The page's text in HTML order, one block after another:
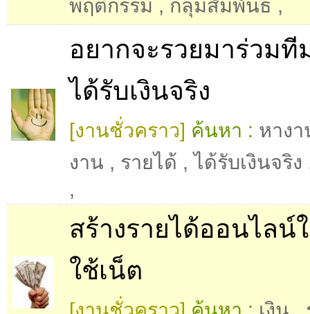
พฤติกรรม , กลุ่มสัมพันธ์ ,
อยากจะรวยมาร่วมที
ได้รับเงินจริง
[งานชั่วคราว] ค้นหา : หาง
งาน , รายได้ ,ได้รับเงินจริง
,
สร้างรายได้ออนไลน์
ใช้เน็ต